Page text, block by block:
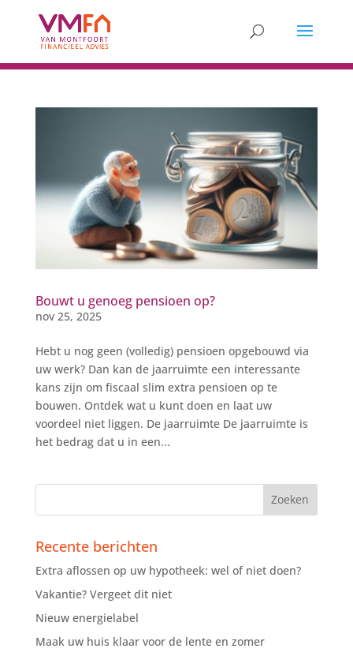
Bouwt u genoeg pensioen op?
nov 25, 2025
Hebt u nog geen (volledig) pensioen opgebouwd via
uw werk? Dan kan de jaarruimte een interessante
kans zijn om fiscaal slim extra pensioen op te
bouwen. Ontdek wat u kunt doen en laat uw
voordeel niet liggen. De jaarruimte De jaarruimte is
het bedrag dat u in een...
Recente berichten
Extra aflossen op uw hypotheek: wel of niet doen?
Vakantie? Vergeet dit niet
Nieuw energielabel
Maak uw huis klaar voor de lente en zomer